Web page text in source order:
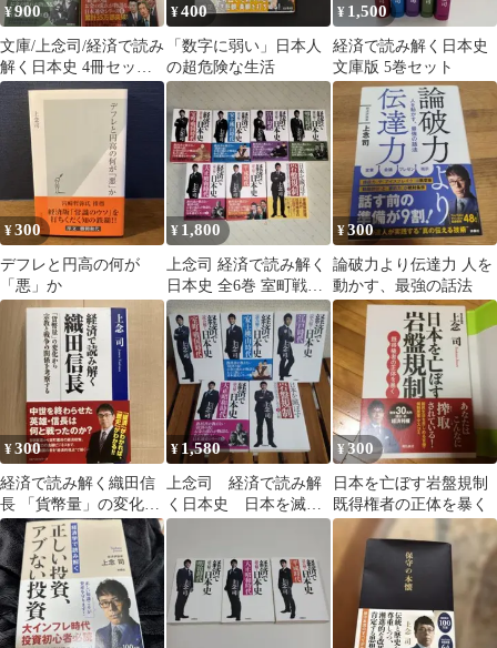
¥900
文庫/上念司/経済で読み
解く日本史 4冊セット
2-F-6529
¥400
「数字に弱い」日本人
の超危険な生活
¥ 1,500
経済で読み解く日本史
文庫版 5巻セット
¥300
デフレと円高の何が
「悪」か
¥ 1,800
上念司 経済で読み解く
日本史 全6巻 室町戦国
江戸明治大正昭和平成
岩盤規制
¥300
論破力より伝達力 人を
動かす、最強の話法
¥300
経済で読み解く織田信
長 「貨幣量」の変化か
ら宗教と戦争の関係を
考察する
¥1,580
上念司 経済で読み解
く日本史 日本を滅ぼ
す岩盤規制
¥ 300
日本を亡ぼす岩盤規制
既得権者の正体を暴く